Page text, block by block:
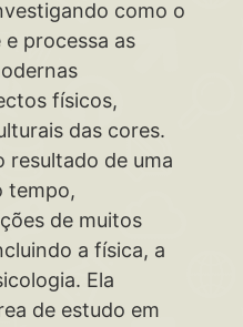
como o
processa as
físicos,
das cores.
resultado de uma
tempo,
de muitos
a física, a
Ela
de estudo em